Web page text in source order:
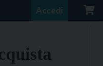
Accedi